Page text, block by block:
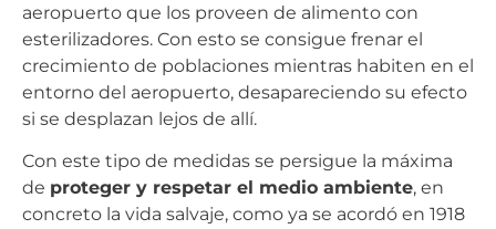
aeropuerto que los proveen de alimento con
esterilizadores. Con esto se consigue frenar el
crecimiento de poblaciones mientras habiten en el
entorno del aeropuerto, desapareciendo su efecto
si se desplazan lejos de allí.
Con este tipo de medidas se persigue la máxima
de proteger y respetar el medio ambiente, en
concreto la vida salvaje, como ya se acordó en 1918